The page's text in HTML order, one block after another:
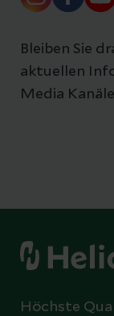
Bleiben Sie
aktuellen
Media
Höchste